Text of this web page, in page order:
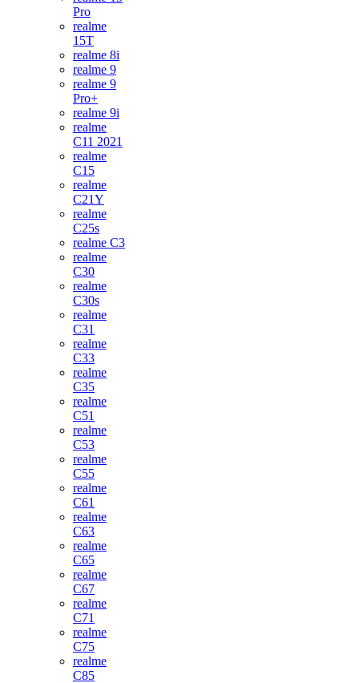
Pro
realme
15T
realme 8i
realme 9
realme 9
Pro+
realme 9i
realme
C11 2021
realme
C15
realme
C21Y
realme
C25s
realme C3
realme
C30
realme
C30s
realme
C31
realme
C33
realme
C35
realme
C51
realme
C53
realme
C55
realme
C61
realme
C63
realme
C65
realme
C67
realme
C71
realme
C75
realme
C85